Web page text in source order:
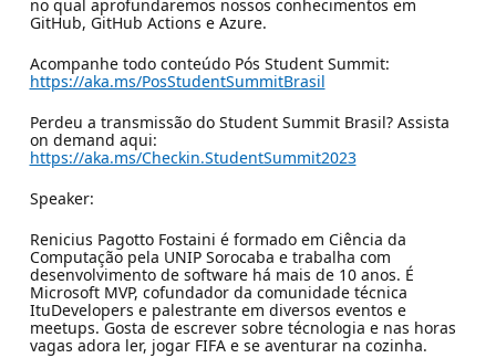
no qual aprofundaremos nossos conhecimentos em
GitHub, GitHub Actions e Azure.
Acompanhe todo conteúdo Pós Student Summit:
https://aka.ms/PosStudentSummitBrasil
Perdeu a transmissão do Student Summit Brasil? Assista
on demand aqui:
https://aka.ms/Checkin.StudentSummit2023
Speaker:
Renicius Pagotto Fostaini é formado em Ciência da
Computação pela UNIP Sorocaba e trabalha com
desenvolvimento de software há mais de 10 anos. É
Microsoft MVP, cofundador da comunidade técnica
ItuDevelopers e palestrante em diversos eventos e
meetups. Gosta de escrever sobre técnologia e nas horas
vagas adora ler, jogar FIFA e se aventurar na cozinha.